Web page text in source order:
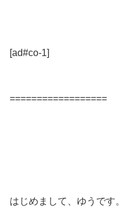
[ad#co-1]
==================
はじめまして、ゆうです。